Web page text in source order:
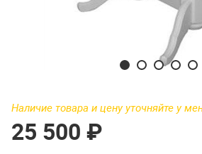
Наличие товара и цену уточняйте у
25 500 ₽